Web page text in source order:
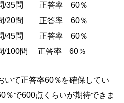
/35問 正答率 60％
/20問 正答率 60％
/45問 正答率 60％
問 正答率 60％
いて正答率60％を確保してい
％で600点くらいが期待できま